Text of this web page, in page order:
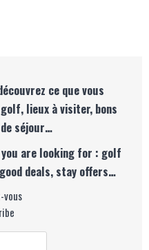
ce que vous
lieux à visiter, bons
séjour…
are looking for : golf
deals, stay offers…
vous